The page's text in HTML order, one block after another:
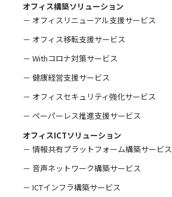
オフィス構築ソリューション
－ オフィスリニューアル支援サービス
－ オフィス移転支援サービス
－ Withコロナ対策サービス
－ 健康経営支援サービス
－ オフィスセキュリティ強化サービス
－ ペーパーレス推進支援サービス
オフィスICTソリューション
－ 情報共有プラットフォーム構築サービス
－ 音声ネットワーク構築サービス
－ ICTインフラ構築サービス